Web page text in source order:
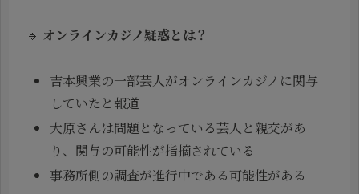
🔹 オンラインカジノ疑惑とは？
吉本興業の一部芸人がオンラインカジノに関与
していたと報道
大原さんは問題となっている芸人と親交があ
り、関与の可能性が指摘されている
事務所側の調査が進行中である可能性がある